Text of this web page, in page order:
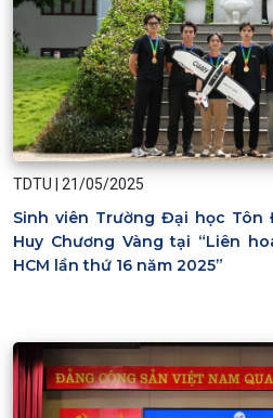
TDTU 21/05/2025
Sinh viên Trường Đại học
Huy Chương Vàng tại “Liên
HCM lần thứ 16 năm 2025”